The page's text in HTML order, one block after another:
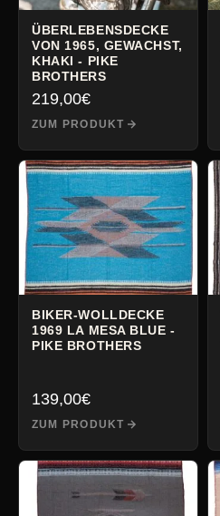
ÜBERLEBENSDECKE
VON 1965, GEWACHST,
KHAKI - PIKE
BROTHERS
219,00€
ZUM PRODUKT
BIKER-WOLLDECKE
1969 LA MESA BLUE -
PIKE BROTHERS
139,00€
ZUM PRODUKT